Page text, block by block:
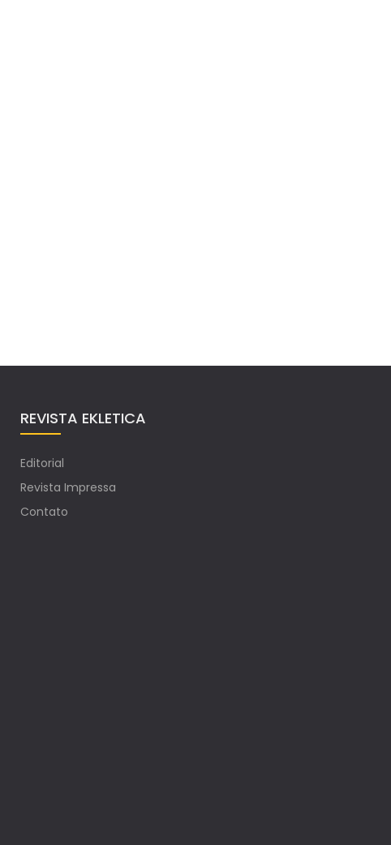
REVISTA EKLETICA
Editorial
Revista Impressa
Contato